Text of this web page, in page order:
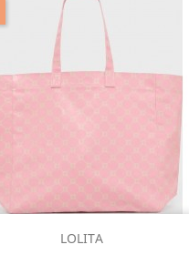
LOLITA
Aperçu rapide